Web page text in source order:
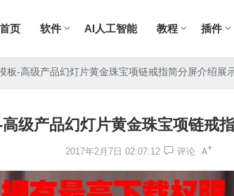
首页 软件 AI人工智能 教程 插件
板-高级产品幻灯片黄金珠宝项链戒指简分屏介绍展
级产品幻灯片黄金珠宝项链戒
2017年2月7日 02:07:12 评论